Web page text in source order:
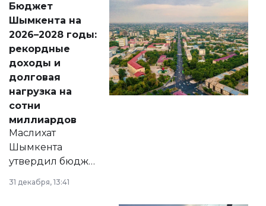
народу
Венесуэлы.
Бюджет
Шымкента на
2026–2028 годы:
рекордные
доходы и
долговая
нагрузка на
сотни
миллиардов
Маслихат
Шымкента
утвердил бюджет
города на 2026–
2028 годы.
31 декабря, 13:41